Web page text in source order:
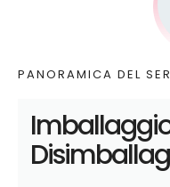
PANORAMICA DEL